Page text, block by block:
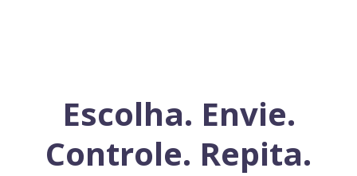
Escolha. Envie.
Controle. Repita.